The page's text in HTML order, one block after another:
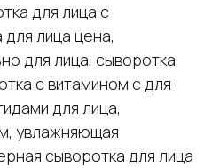
для лица с
лица цена,
для лица, сыворотка
с витамином с для
для лица,
увлажняющая
сыворотка для лица